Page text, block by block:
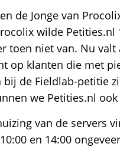
de Jonge van
wilde
toen niet van. Nu
op klanten die met
bij de Fieldlab-petitie
we Petities.nl
van de servers
en 14:00